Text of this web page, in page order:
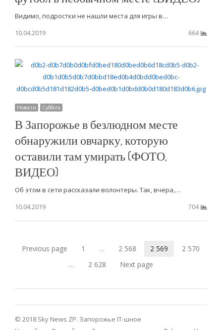
Видимо, подростки не нашли места для игры в…
10.04.2019
664
Новости Суббота
В Запорожье в безлюдном месте
обнаружили овчарку, которую
оставили там умирать (ФОТО,
ВИДЕО)
Об этом в сети рассказали волонтеры. Так, вчера,…
10.04.2019
704
Навигация
записям
Previous page Страница
1 … Страница
2 568 Страница
2 569 Страница
2 570
…
Страница
2 628 Next page
© 2018 Sky News ZP. Запорожье IT-шное